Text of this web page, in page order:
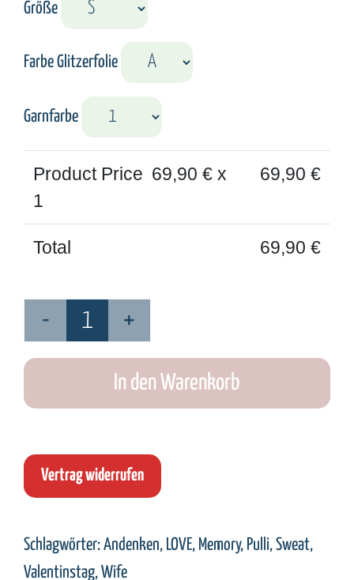
Größe
Farbe Glitzerfolie
Garnfarbe
Product Price 69,90 € x
1
69,90 €
Total 69,90 €
Pulli
LOVE
MengeIn den Warenkorb
Vertrag widerrufen
Schlagwörter:Andenken, LOVE, Memory, Pulli,Sweat,
Valentinstag,Wife